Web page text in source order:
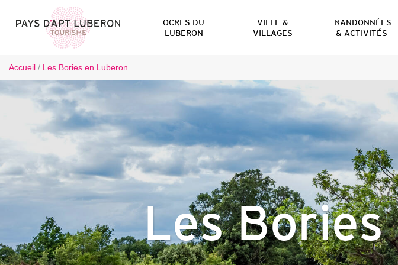
OCRES DU
LUBERON
VILLE &
VILLAGES
RANDONNÉES
& ACTIVITÉS
Accueil / Les Bories en Luberon
Les